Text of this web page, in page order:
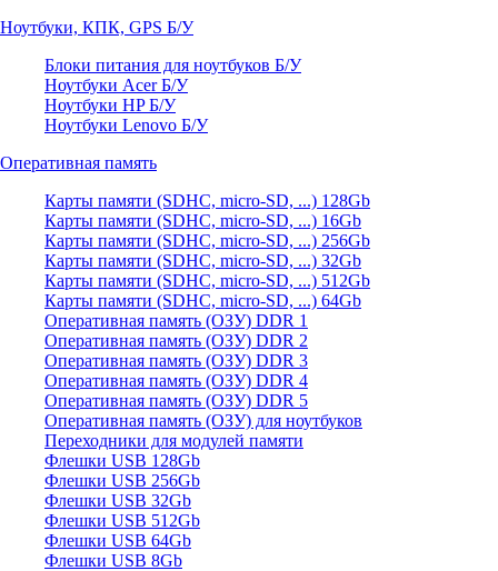
Ноутбуки, КПК, GPS Б/У
Блоки питания для ноутбуков Б/У
Ноутбуки Acer Б/У
Ноутбуки HP Б/У
Ноутбуки Lenovo Б/У
Оперативная память
Карты памяти (SDHC, micro-SD, ...) 128Gb
Карты памяти (SDHC, micro-SD, ...) 16Gb
Карты памяти (SDHC, micro-SD, ...) 256Gb
Карты памяти (SDHC, micro-SD, ...) 32Gb
Карты памяти (SDHC, micro-SD, ...) 512Gb
Карты памяти (SDHC, micro-SD, ...) 64Gb
Оперативная память (ОЗУ) DDR 1
Оперативная память (ОЗУ) DDR 2
Оперативная память (ОЗУ) DDR 3
Оперативная память (ОЗУ) DDR 4
Оперативная память (ОЗУ) DDR 5
Оперативная память (ОЗУ) для ноутбуков
Переходники для модулей памяти
Флешки USB 128Gb
Флешки USB 256Gb
Флешки USB 32Gb
Флешки USB 512Gb
Флешки USB 64Gb
Флешки USB 8Gb